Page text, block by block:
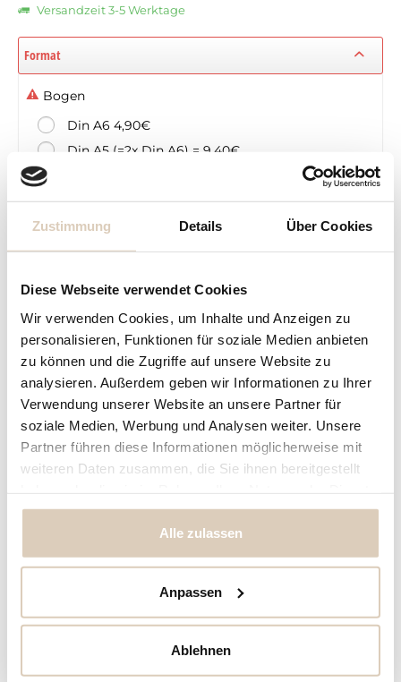
Zustimmung Details Über Cookies
Diese Webseite verwendet Cookies
Wir verwenden Cookies, um Inhalte und Anzeigen zu
personalisieren, Funktionen für soziale Medien anbieten
zu können und die Zugriffe auf unsere Website zu
analysieren. Außerdem geben wir Informationen zu Ihrer
Verwendung unserer Website an unsere Partner für
soziale Medien, Werbung und Analysen weiter. Unsere
Partner führen diese Informationen möglicherweise mit
weiteren Daten zusammen, die Sie ihnen bereitgestellt
gesammelt haben.
Alle zulassen
Anpassen
Ablehnen
Versandzeit 3-5 Werktage
Format
Bogen
Din A6 4,90€
Din A5 (=2x Din A6) = 9,40€
Preisberechnung
nicht gewählt
Ihr Preis: 4,90 € *
inkl. MwSt.zzgl. Versandkosten
In den Warenkorb
Konfiguration ist unvollständig - bitte prüfen!
Artikel-Nr.: BB10637
Kostenloser Versand ab € 79,- Bestellwert